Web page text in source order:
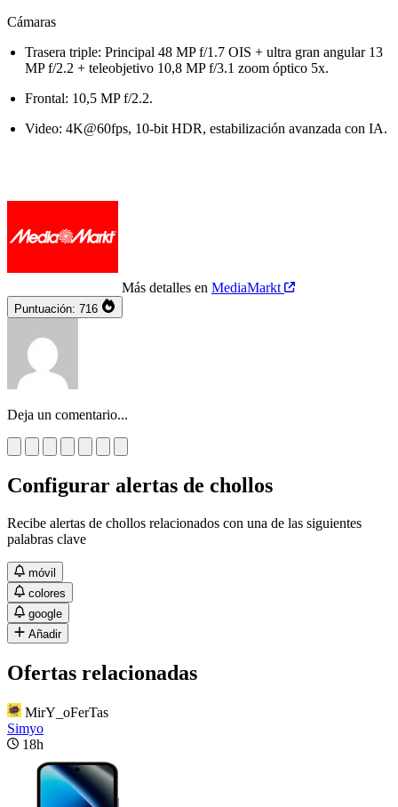
Cámaras
Trasera triple: Principal 48 MP f/1.7 OIS + ultra gran angular 13
MP f/2.2 + teleobjetivo 10,8 MP f/3.1 zoom óptico 5x.
Frontal: 10,5 MP f/2.2.
Video: 4K@60fps, 10-bit HDR, estabilización avanzada con IA.
Más detalles en MediaMarkt
Puntuación: 716
Deja un comentario...
Configurar alertas de chollos
Recibe alertas de chollos relacionados con una de las siguientes
palabras clave
móvil
colores
google
Añadir
Ofertas relacionadas
MirY_oFerTas
Simyo
18h